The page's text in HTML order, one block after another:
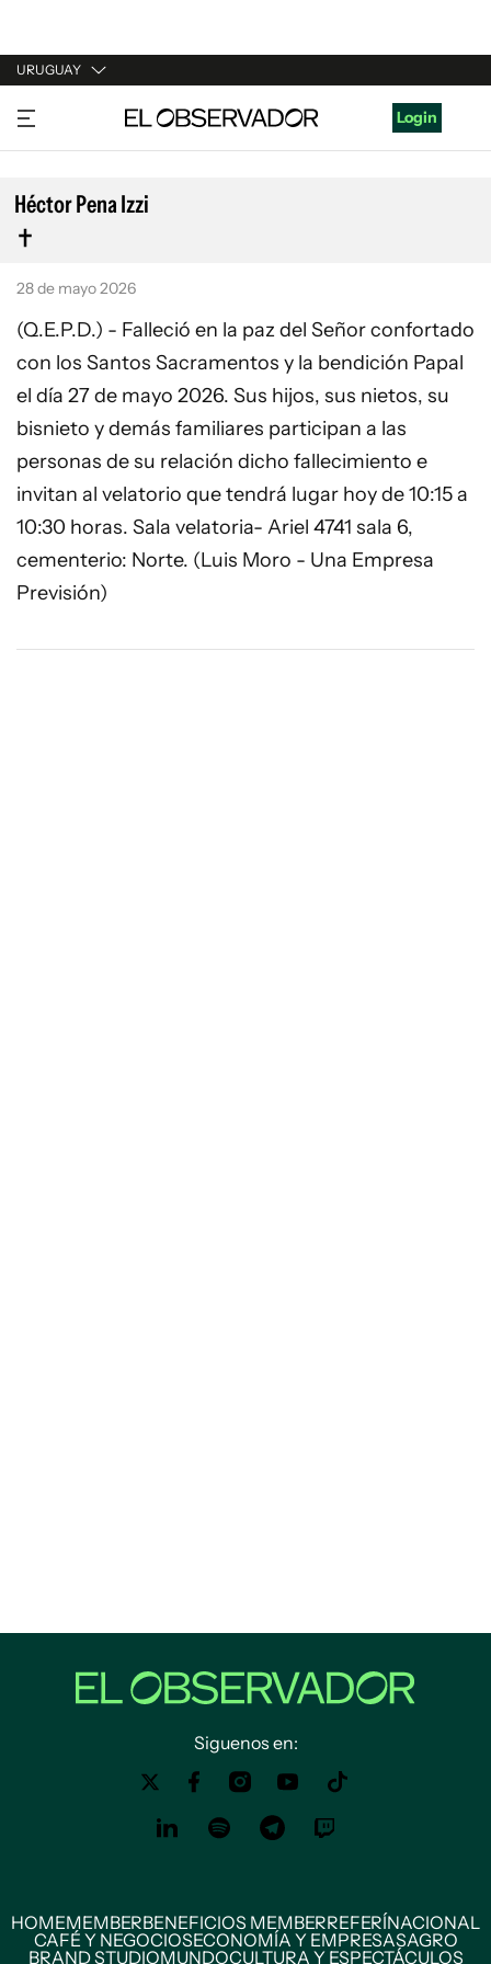
URUGUAY
URUGUAY
ARGENTINA
ESPAÑA
ESTADOS UNIDOS
Login
Héctor Pena Izzi
28 de mayo 2026
(Q.E.P.D.) - Falleció en la paz del Señor confortado
con los Santos Sacramentos y la bendición Papal
el día 27 de mayo 2026. Sus hijos, sus nietos, su
bisnieto y demás familiares participan a las
personas de su relación dicho fallecimiento e
invitan al velatorio que tendrá lugar hoy de 10:15 a
10:30 horas. Sala velatoria- Ariel 4741 sala 6,
cementerio: Norte. (Luis Moro - Una Empresa
Previsión)
Siguenos en:
HOMEMEMBERBENEFICIOS MEMBERREFERÍNACIONAL
CAFÉ Y NEGOCIOSECONOMÍA Y EMPRESASAGRO
BRAND STUDIOMUNDOCULTURA Y ESPECTÁCULOS